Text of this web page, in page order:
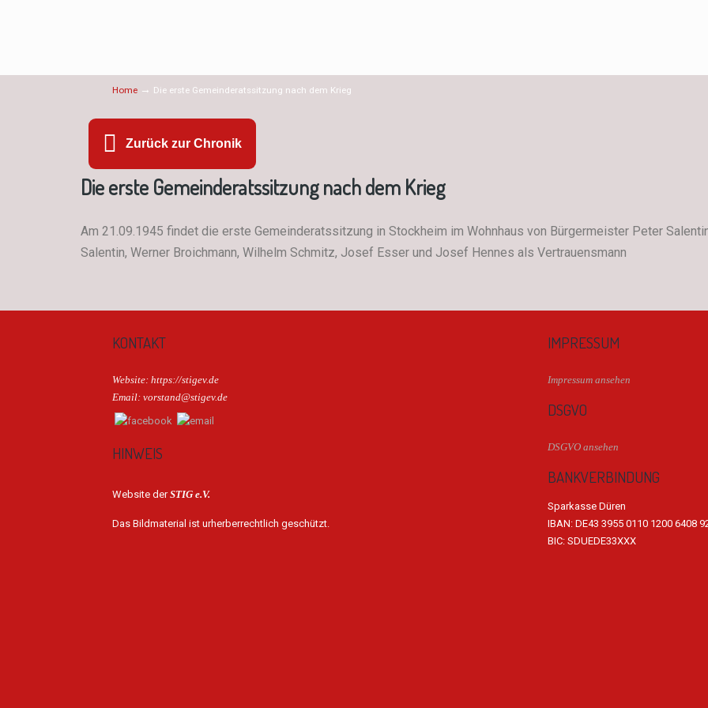
Home → Die erste Gemeinderatssitzung nach dem Krieg
Zurück zur Chronik
Die erste Gemeinderatssitzung nach dem Krieg
Am 21.09.1945 findet die erste Gemeinderatssitzung in Stockheim im Wohnhaus von Bürgermeister Peter
Salentin, Werner Broichmann, Wilhelm Schmitz, Josef Esser und Josef Hennes als Vertrauensmann
KONTAKT
Website: https://stigev.de
Email: vorstand@stigev.de
HINWEIS
Website derSTIG e.V.
Das Bildmaterial ist urherberrechtlich geschützt.
IMPRESSUM
Impressum ansehen
DSGVO
DSGVO ansehen
BANKVERBINDUNG
Sparkasse Düren
IBAN: DE43 3955 0110 1200 6408
BIC: SDUEDE33XXX